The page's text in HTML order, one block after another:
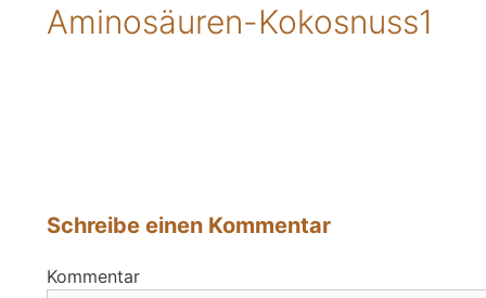
Aminosäuren-Kokosnuss1
Schreibe einen Kommentar
Kommentar